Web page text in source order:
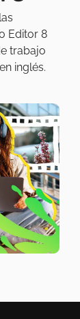
Editor 8
trabajo
inglés.